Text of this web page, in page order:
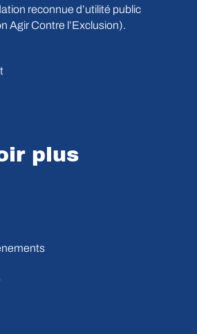
reconnue d’utilité public
Agir Contre l’Exclusion).
plus